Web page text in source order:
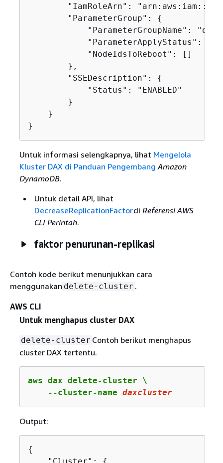
"IamRoleArn":
        "ParameterGroup":
{
"ParameterGroupName":
"ParameterApplyStatus":
            "NodeIdsToReboot": []
        },
        "SSEDescription":
{
            "Status": "ENABLED"
        }
    }
}
Untuk informasi selengkapnya, lihat Mengelola
Kluster DAX di Panduan Pengembang Amazon
DynamoDB.
Untuk detail API, lihat
DecreaseReplicationFactordiReferensi AWS
CLI Perintah.
faktor penurunan-replikasi
Contoh kode berikut menunjukkan cara
menggunakan delete-cluster .
AWS CLI
Untuk menghapus cluster DAX
delete-cluster Contoh berikut menghapus
cluster DAX tertentu.
aws dax delete-cluster \
    --cluster-name
daxcluster
Output:
{